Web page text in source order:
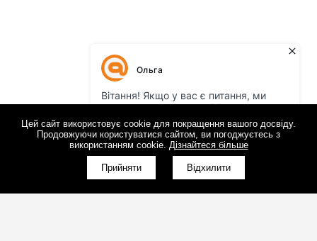
Цей сайт використовує cookie для покращення вашого досвіду.
Продовжуючи користуватися сайтом, ви погоджуєтесь з
використанням cookie. Дізнайтеся більше
Прийняти Відхилити